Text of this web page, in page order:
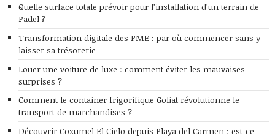
Quelle surface totale prévoir pour l’installation d’un terrain de
Padel ?
Transformation digitale des PME : par où commencer sans y
laisser sa trésorerie
Louer une voiture de luxe : comment éviter les mauvaises
surprises ?
Comment le container frigorifique Goliat révolutionne le
transport de marchandises ?
Découvrir Cozumel El Cielo depuis Playa del Carmen : est-ce